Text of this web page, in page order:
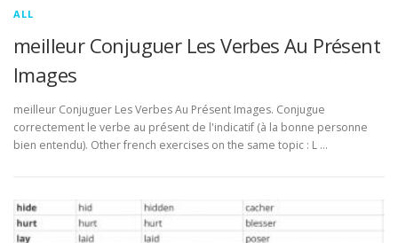
ALL
meilleur Conjuguer Les Verbes Au Présent
Images
meilleur Conjuguer Les Verbes Au Présent Images. Conjugue
correctement le verbe au présent de l'indicatif (à la bonne personne
bien entendu). Other french exercises on the same topic : L …